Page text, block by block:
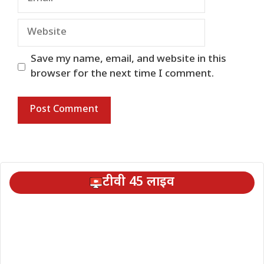
Website
Save my name, email, and website in this
browser for the next time I comment.
टीवी 45 लाइव